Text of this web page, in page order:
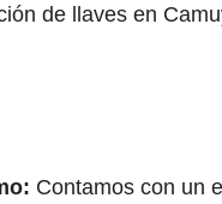
de llaves en
Contamos con un